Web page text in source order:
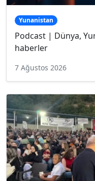
Yunanistan
Podcast | Dünya,
haberler
7 Ağustos 2026